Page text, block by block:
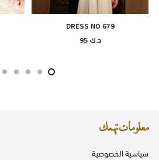
DRESS NO 679
د.ك95
معلومات تهمك
سياسية الخصوصية